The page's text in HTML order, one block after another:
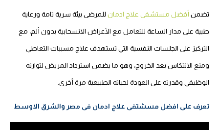
تضمن أفضل مستشفى علاج ادمان للمرضى بيئة سرية تامة ورعاية
طبية على مدار الساعة للتعامل مع الأعراض الانسحابية بدون ألم، مع
التركيز على الجلسات النفسية التي تستهدف علاج مسببات التعاطي
ومنع الانتكاس بعد الخروج، وهو ما يضمن استرداد المريض لتوازنه
الوظيفي وقدرته على العودة لحياته الطبيعية مرة أخرى.
تعرف على افضل مسشتفى علاج ادمان فى مصر والشرق الاوسط